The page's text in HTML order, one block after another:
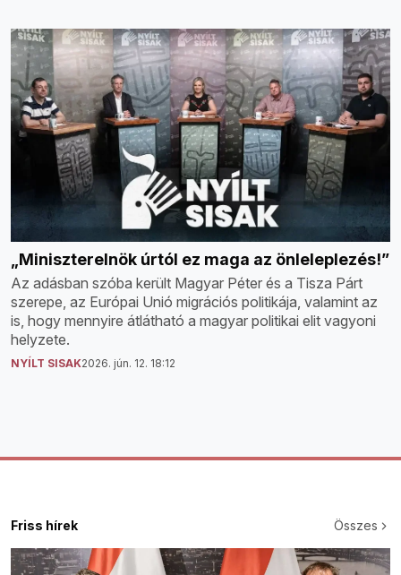
„Miniszterelnök úrtól ez maga az önleleplezés!”
Az adásban szóba került Magyar Péter és a Tisza Párt
szerepe, az Európai Unió migrációs politikája, valamint az
is, hogy mennyire átlátható a magyar politikai elit vagyoni
helyzete.
NYÍLT SISAK2026. jún. 12. 18:12
Friss hírek Összes